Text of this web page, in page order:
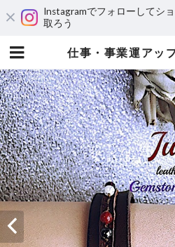
Instagramでフォローしてシ
取ろう